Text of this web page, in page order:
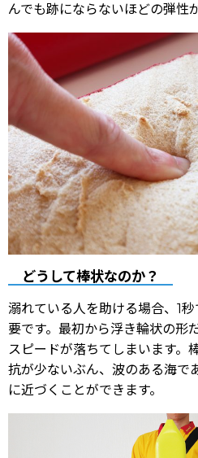
んでも跡にならないほどの弾性
どうして棒状なのか？
溺れている人を助ける場合、1
要です。最初から浮き輪状の形
スピードが落ちてしまいます。
抗が少ないぶん、波のある海で
に近づくことができます。